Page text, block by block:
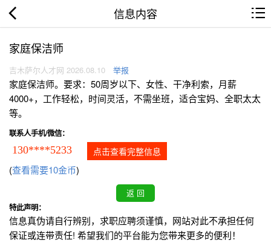
信息内容
家庭保洁师
吉木萨尔人才网 2026.08.10 举报
家庭保洁师。要求：50周岁以下、女性、干净利索，月薪
4000+，工作轻松，时间灵活，不需坐班，适合宝妈、全职太太
等。
联系人手机/微信：
130****5233 点击查看完整信息
(查看需要10金币)
特此声明：
信息真伪请自行辨别，求职应聘须谨慎，网站对此不承担任何
保证或连带责任! 希望我们的平台能为您带来更多的便利！